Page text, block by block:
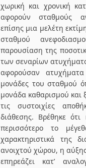
χωρική και χρονική
αφορούν σταθμούς
επίσης μια μελέτη
σταθμού
παρουσίαση της
των σεναρίων
αφορούσαν
μονάδες του σταθμού
μονάδα καθαρισμού και
τις συστοιχίες
διάθεσης. Βρέθηκε
περισσότερο το
χαρακτηριστικά της
ανοιχτού χώρου, η
επηρεάζει κατ’